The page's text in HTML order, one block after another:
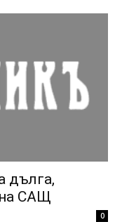
дълга,
на САЩ
0